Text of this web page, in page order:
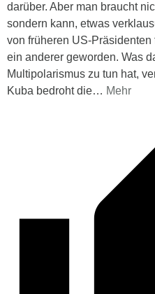
darüber. Aber man braucht
sondern kann, etwas
von früheren US-Präsidenten
ein anderer geworden. Was
Multipolarismus zu tun hat,
Kuba bedroht die… Mehr